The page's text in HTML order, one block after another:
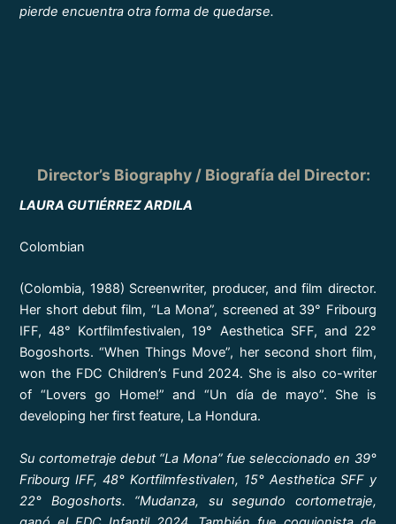
pierde encuentra otra forma de quedarse.
Director’s Biography / Biografía del Director:
LAURA GUTIÉRREZ ARDILA
Colombian
(Colombia, 1988) Screenwriter, producer, and film director.
Her short debut film, “La Mona”, screened at 39° Fribourg
IFF, 48° Kortfilmfestivalen, 19° Aesthetica SFF, and 22°
Bogoshorts. “When Things Move”, her second short film,
won the FDC Children’s Fund 2024. She is also co-writer
of “Lovers go Home!” and “Un día de mayo”. She is
developing her first feature, La Hondura.
Su cortometraje debut “La Mona” fue seleccionado en 39°
Fribourg IFF, 48° Kortfilmfestivalen, 15° Aesthetica SFF y
22° Bogoshorts. “Mudanza, su segundo cortometraje,